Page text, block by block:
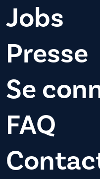
Jobs
Presse
Se
FAQ